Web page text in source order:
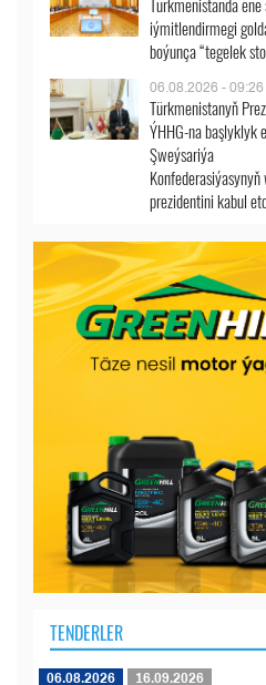
iýmitlendirmegi
boýunça “tegelek
06.08.2026 - 09:26
Türkmenistanyň
ÝHHG-na başlyklyk
Şweýsariýa
Konfederasiýasynyň
prezidentini kabul
TENDERLER
06.08.2026 16.09.2026